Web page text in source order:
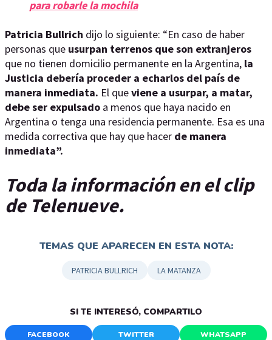
para robarle la mochila
Patricia Bullrich dijo lo siguiente: “En caso de haber
personas que usurpan terrenos que son extranjeros
que no tienen domicilio permanente en la Argentina, la
Justicia debería proceder a echarlos del país de
manera inmediata. El queviene a usurpar, a matar,
debe ser expulsado a menos que haya nacido en
Argentina o tenga una residencia permanente. Esa es una
medida correctiva que hay que hacer de manera
inmediata”.
Toda la información en el clip
de Telenueve.
TEMAS QUE APARECEN EN ESTA NOTA:
PATRICIA BULLRICH LA MATANZA
SI TE INTERESÓ, COMPARTILO
FACEBOOK TWITTER WHATSAPP